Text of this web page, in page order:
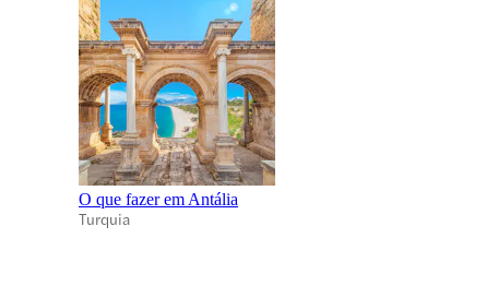
O que fazer em Antália
Turquia